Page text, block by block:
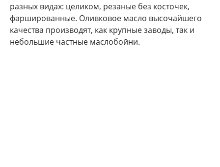
разных видах: целиком, резаные без косточек,
фаршированные. Оливковое масло высочайшего
качества производят, как крупные заводы, так и
небольшие частные маслобойни.